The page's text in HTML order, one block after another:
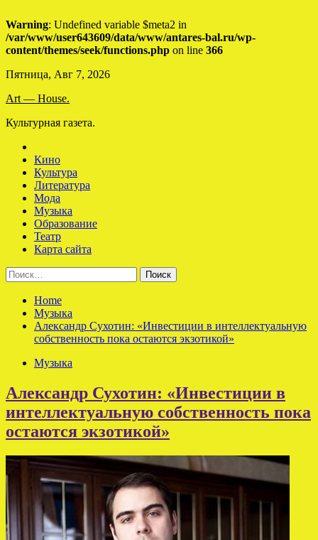
Warning: Undefined variable $meta2 in
/var/www/user643609/data/www/antares-bal.ru/wp-
content/themes/seek/functions.php on line 366
Skip
content
Пятница, Авг 7, 2026
Art — House.
Культурная газета.
Кино
Культура
Литература
Мода
Музыка
Образование
Театр
Карта сайта
Найти:
Home
Музыка
Александр Сухотин: «Инвестиции в интеллектуальную
собственность пока остаются экзотикой»
Музыка
Александр Сухотин: «Инвестиции в
интеллектуальную собственность пока
остаются экзотикой»